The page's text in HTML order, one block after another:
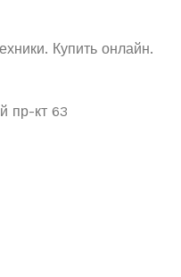
Купить онлайн.
пр-кт 63